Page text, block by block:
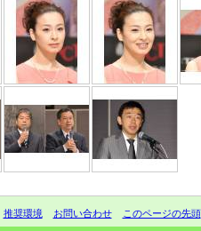
推奨環境 お問い合わせ このページの先頭